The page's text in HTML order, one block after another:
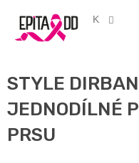
obsah
CZK
STYLE
JEDNODÍLNÉ
PRSU